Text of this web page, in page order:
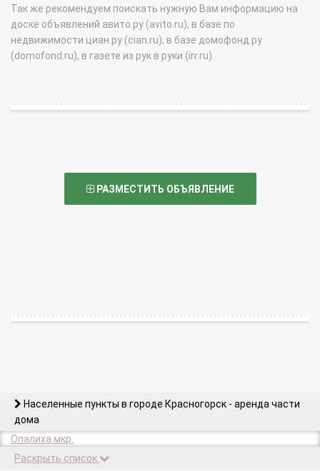
Так же рекомендуем поискать нужную Вам информацию на
доске объявлений авито.ру (avito.ru), в базе по
недвижимости циан.ру (cian.ru), в базе домофонд.ру
(domofond.ru), в газете из рук в руки (irr.ru).
РАЗМЕСТИТЬ ОБЪЯВЛЕНИЕ
Населенные пункты в городе Красногорск - аренда части
дома
Опалиха мкр.
Раскрыть список